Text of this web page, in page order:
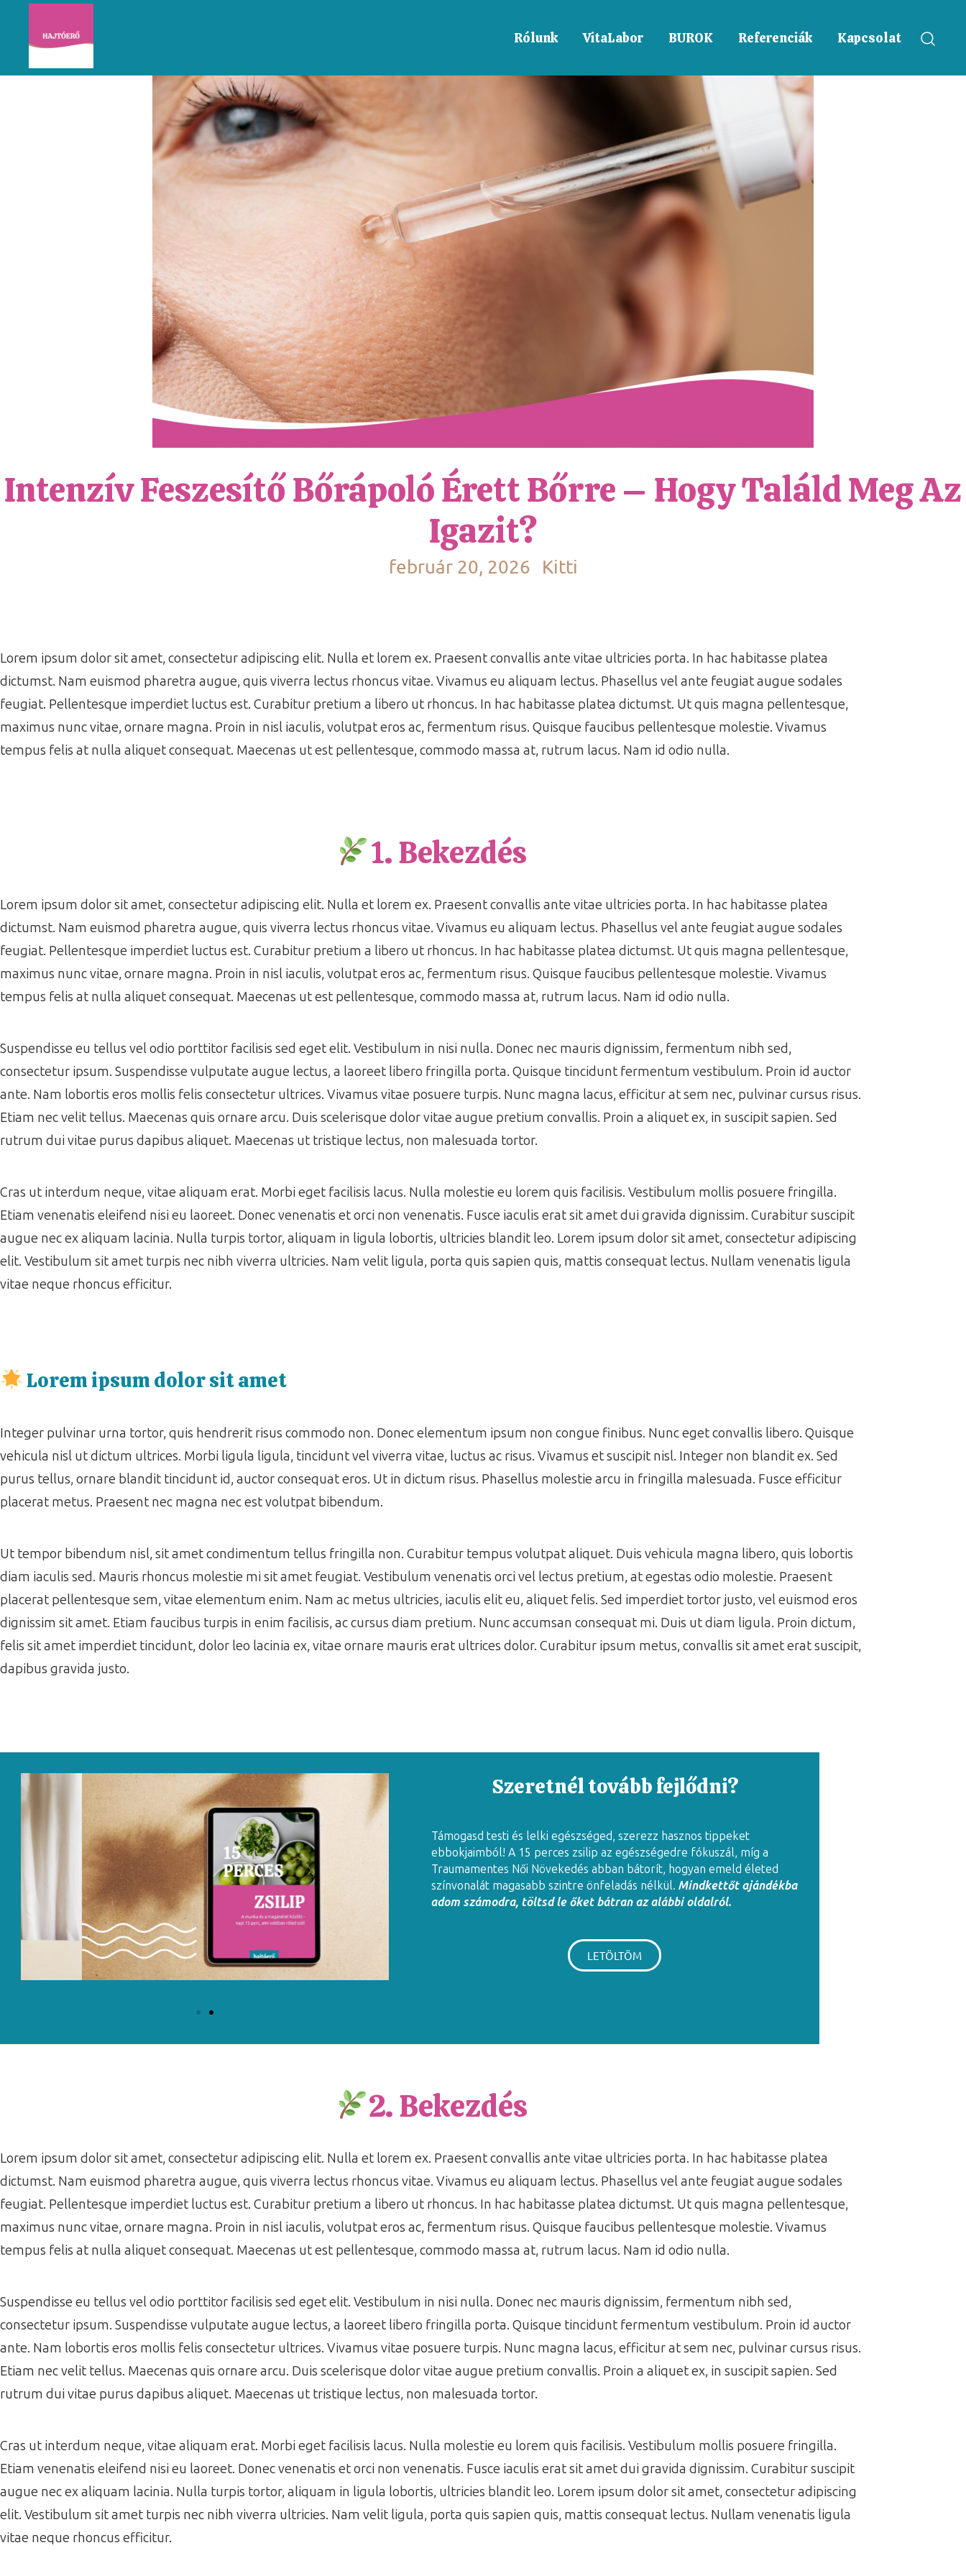
Rólunk VitaLabor BUROK Referenciák Kapcsolat
Intenzív Feszesítő Bőrápoló Érett Bőrre – Hogy Találd Meg Az
Igazit?
február 20, 2026 Kitti
Lorem ipsum dolor sit amet, consectetur adipiscing elit. Nulla et lorem ex. Praesent convallis ante vitae ultricies porta. In hac habitasse platea
dictumst. Nam euismod pharetra augue, quis viverra lectus rhoncus vitae. Vivamus eu aliquam lectus. Phasellus vel ante feugiat augue sodales
feugiat. Pellentesque imperdiet luctus est. Curabitur pretium a libero ut rhoncus. In hac habitasse platea dictumst. Ut quis magna pellentesque,
maximus nunc vitae, ornare magna. Proin in nisl iaculis, volutpat eros ac, fermentum risus. Quisque faucibus pellentesque molestie. Vivamus
tempus felis at nulla aliquet consequat. Maecenas ut est pellentesque, commodo massa at, rutrum lacus. Nam id odio nulla.
1. Bekezdés
Lorem ipsum dolor sit amet, consectetur adipiscing elit. Nulla et lorem ex. Praesent convallis ante vitae ultricies porta. In hac habitasse platea
dictumst. Nam euismod pharetra augue, quis viverra lectus rhoncus vitae. Vivamus eu aliquam lectus. Phasellus vel ante feugiat augue sodales
feugiat. Pellentesque imperdiet luctus est. Curabitur pretium a libero ut rhoncus. In hac habitasse platea dictumst. Ut quis magna pellentesque,
maximus nunc vitae, ornare magna. Proin in nisl iaculis, volutpat eros ac, fermentum risus. Quisque faucibus pellentesque molestie. Vivamus
tempus felis at nulla aliquet consequat. Maecenas ut est pellentesque, commodo massa at, rutrum lacus. Nam id odio nulla.
Suspendisse eu tellus vel odio porttitor facilisis sed eget elit. Vestibulum in nisi nulla. Donec nec mauris dignissim, fermentum nibh sed,
consectetur ipsum. Suspendisse vulputate augue lectus, a laoreet libero fringilla porta. Quisque tincidunt fermentum vestibulum. Proin id auctor
ante. Nam lobortis eros mollis felis consectetur ultrices. Vivamus vitae posuere turpis. Nunc magna lacus, efficitur at sem nec, pulvinar cursus risus.
Etiam nec velit tellus. Maecenas quis ornare arcu. Duis scelerisque dolor vitae augue pretium convallis. Proin a aliquet ex, in suscipit sapien. Sed
rutrum dui vitae purus dapibus aliquet. Maecenas ut tristique lectus, non malesuada tortor.
Cras ut interdum neque, vitae aliquam erat. Morbi eget facilisis lacus. Nulla molestie eu lorem quis facilisis. Vestibulum mollis posuere fringilla.
Etiam venenatis eleifend nisi eu laoreet. Donec venenatis et orci non venenatis. Fusce iaculis erat sit amet dui gravida dignissim. Curabitur suscipit
augue nec ex aliquam lacinia. Nulla turpis tortor, aliquam in ligula lobortis, ultricies blandit leo. Lorem ipsum dolor sit amet, consectetur adipiscing
elit. Vestibulum sit amet turpis nec nibh viverra ultricies. Nam velit ligula, porta quis sapien quis, mattis consequat lectus. Nullam venenatis ligula
vitae neque rhoncus efficitur.
Lorem ipsum dolor sit amet
Integer pulvinar urna tortor, quis hendrerit risus commodo non. Donec elementum ipsum non congue finibus. Nunc eget convallis libero. Quisque
vehicula nisl ut dictum ultrices. Morbi ligula ligula, tincidunt vel viverra vitae, luctus ac risus. Vivamus et suscipit nisl. Integer non blandit ex. Sed
purus tellus, ornare blandit tincidunt id, auctor consequat eros. Ut in dictum risus. Phasellus molestie arcu in fringilla malesuada. Fusce efficitur
placerat metus. Praesent nec magna nec est volutpat bibendum.
Ut tempor bibendum nisl, sit amet condimentum tellus fringilla non. Curabitur tempus volutpat aliquet. Duis vehicula magna libero, quis lobortis
diam iaculis sed. Mauris rhoncus molestie mi sit amet feugiat. Vestibulum venenatis orci vel lectus pretium, at egestas odio molestie. Praesent
placerat pellentesque sem, vitae elementum enim. Nam ac metus ultricies, iaculis elit eu, aliquet felis. Sed imperdiet tortor justo, vel euismod eros
dignissim sit amet. Etiam faucibus turpis in enim facilisis, ac cursus diam pretium. Nunc accumsan consequat mi. Duis ut diam ligula. Proin dictum,
felis sit amet imperdiet tincidunt, dolor leo lacinia ex, vitae ornare mauris erat ultrices dolor. Curabitur ipsum metus, convallis sit amet erat suscipit,
dapibus gravida justo.
Szeretnél tovább fejlődni?
Támogasd testi és lelki egészséged, szerezz hasznos tippeket
ebbokjaimból! A 15 perces zsilip az egészségedre fókuszál, míg a
Traumamentes Női Növekedés abban bátorít, hogyan emeld életed
színvonalát magasabb szintre önfeladás nélkül. Mindkettőt ajándékba
adom számodra, töltsd le őket bátran az alábbi oldalról.
LETÖLTÖM
2. Bekezdés
Lorem ipsum dolor sit amet, consectetur adipiscing elit. Nulla et lorem ex. Praesent convallis ante vitae ultricies porta. In hac habitasse platea
dictumst. Nam euismod pharetra augue, quis viverra lectus rhoncus vitae. Vivamus eu aliquam lectus. Phasellus vel ante feugiat augue sodales
feugiat. Pellentesque imperdiet luctus est. Curabitur pretium a libero ut rhoncus. In hac habitasse platea dictumst. Ut quis magna pellentesque,
maximus nunc vitae, ornare magna. Proin in nisl iaculis, volutpat eros ac, fermentum risus. Quisque faucibus pellentesque molestie. Vivamus
tempus felis at nulla aliquet consequat. Maecenas ut est pellentesque, commodo massa at, rutrum lacus. Nam id odio nulla.
Suspendisse eu tellus vel odio porttitor facilisis sed eget elit. Vestibulum in nisi nulla. Donec nec mauris dignissim, fermentum nibh sed,
consectetur ipsum. Suspendisse vulputate augue lectus, a laoreet libero fringilla porta. Quisque tincidunt fermentum vestibulum. Proin id auctor
ante. Nam lobortis eros mollis felis consectetur ultrices. Vivamus vitae posuere turpis. Nunc magna lacus, efficitur at sem nec, pulvinar cursus risus.
Etiam nec velit tellus. Maecenas quis ornare arcu. Duis scelerisque dolor vitae augue pretium convallis. Proin a aliquet ex, in suscipit sapien. Sed
rutrum dui vitae purus dapibus aliquet. Maecenas ut tristique lectus, non malesuada tortor.
Cras ut interdum neque, vitae aliquam erat. Morbi eget facilisis lacus. Nulla molestie eu lorem quis facilisis. Vestibulum mollis posuere fringilla.
Etiam venenatis eleifend nisi eu laoreet. Donec venenatis et orci non venenatis. Fusce iaculis erat sit amet dui gravida dignissim. Curabitur suscipit
augue nec ex aliquam lacinia. Nulla turpis tortor, aliquam in ligula lobortis, ultricies blandit leo. Lorem ipsum dolor sit amet, consectetur adipiscing
elit. Vestibulum sit amet turpis nec nibh viverra ultricies. Nam velit ligula, porta quis sapien quis, mattis consequat lectus. Nullam venenatis ligula
vitae neque rhoncus efficitur.